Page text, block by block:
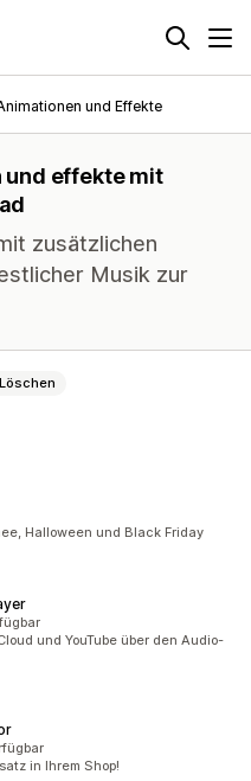
und Effekte
und effekte mit
zusätzlichen
Musik zur
Löschen
Halloween und Black Friday
und YouTube über den Audio-
in Ihrem Shop!